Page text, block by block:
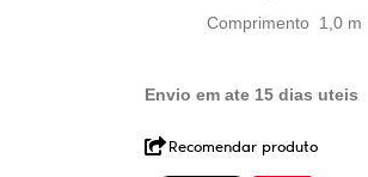
Comprimento 1,0 m
Envio em ate 15 dias uteis
Recomendar produto